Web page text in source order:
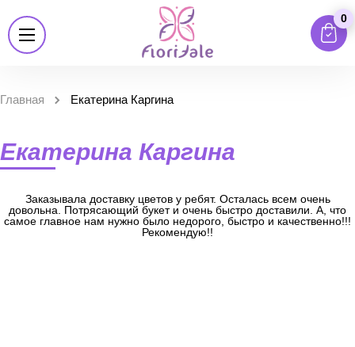
0
Главная Екатерина Каргина
Екатерина Каргина
Заказывала доставку цветов у ребят. Осталась всем очень
довольна. Потрясающий букет и очень быстро доставили. А, что
самое главное нам нужно было недорого, быстро и качественно!!!
Рекомендую!!